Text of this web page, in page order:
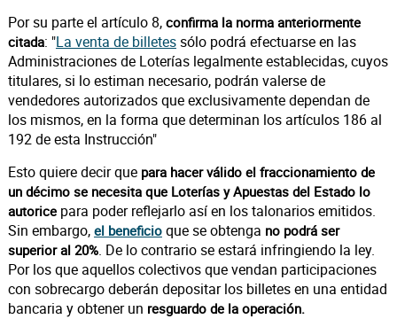
Por su parte el artículo 8, confirma la norma anteriormente
citada: "La venta de billetessólo podrá efectuarse en las
Administraciones de Loterías legalmente establecidas, cuyos
titulares, si lo estiman necesario, podrán valerse de
vendedores autorizados que exclusivamente dependan de
los mismos, en la forma que determinan los artículos 186 al
192 de esta Instrucción"
Esto quiere decir que para hacer válido el fraccionamiento de
un décimo se necesita que Loterías y Apuestas del Estado lo
autoricepara poder reflejarlo así en los talonarios emitidos.
Sin embargo, el beneficioque se obtenga no podrá ser
superior al 20%. De lo contrario se estará infringiendo la ley.
Por los que aquellos colectivos que vendan participaciones
con sobrecargo deberán depositar los billetes en una entidad
bancaria y obtener un resguardo de la operación.